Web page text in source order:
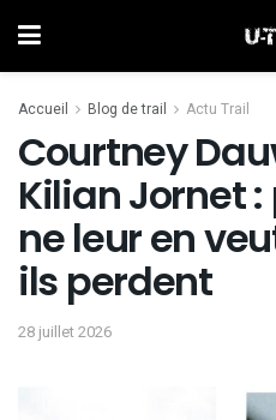
Accueil Blog de trail Actu Trail
Courtney
Kilian Jornet
ne leur en
ils perdent
28 juillet 2026